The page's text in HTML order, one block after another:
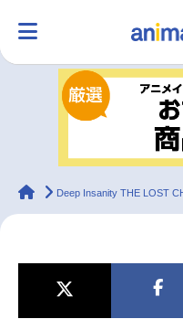
ランキング
ラジオ
animateTimes
Deep Insanity THE LOST